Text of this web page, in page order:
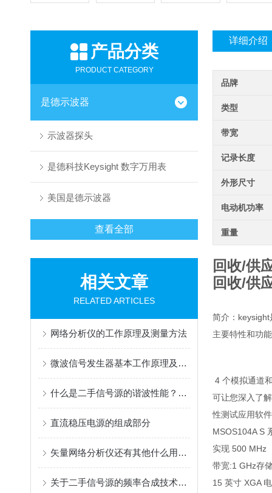
产品分类
PRODUCT CATEGORY
是德示波器
示波器探头
是德科技Keysight 数字万用表
美国是德示波器
查看全部
相关文章
RELATED ARTICLES
网络分析仪的工作原理及测量方法
微波信号发生器基本工作原理及其指标概述
什么是二手信号源的谐波性能？你了解多少
直流稳压电源的组成部分
矢量网络分析仪还有其他什么用途？
关于二手信号源的频率合成技术，你都了解多少呢
详细介绍
品牌
类型
带宽
记录长度
外形尺寸
电动机功率
重量
回收/供
回收/供
简介：
主要特性和功
4 个模拟通道
可让您深入了
性测试应用软
MSOS104A S
实现 500 MHz
带宽:1 GHz存
15 英寸 XGA